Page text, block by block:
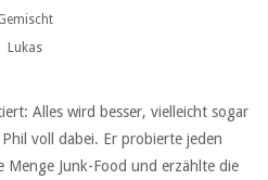
Lukas
Alles wird besser, vielleicht sogar
voll dabei. Er probierte jeden
Menge Junk-Food und erzählte die